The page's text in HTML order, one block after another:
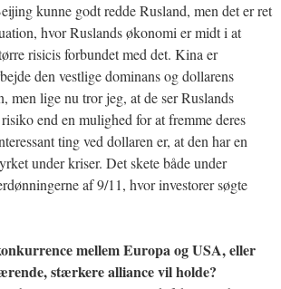
kunne godt redde Rusland, men det er ret
hvor Ruslands økonomi er midt i at
risicis forbundet med det. Kina er
den vestlige dominans og dollarens
men lige nu tror jeg, at de ser Ruslands
end en mulighed for at fremme deres
ting ved dollaren er, at den har en
under kriser. Det skete både under
af 9/11, hvor investorer søgte
mellem Europa og USA, eller
stærkere alliance vil holde?